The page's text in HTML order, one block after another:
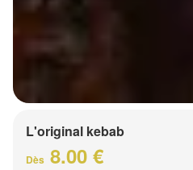
L'original kebab
Dès 8.00 €